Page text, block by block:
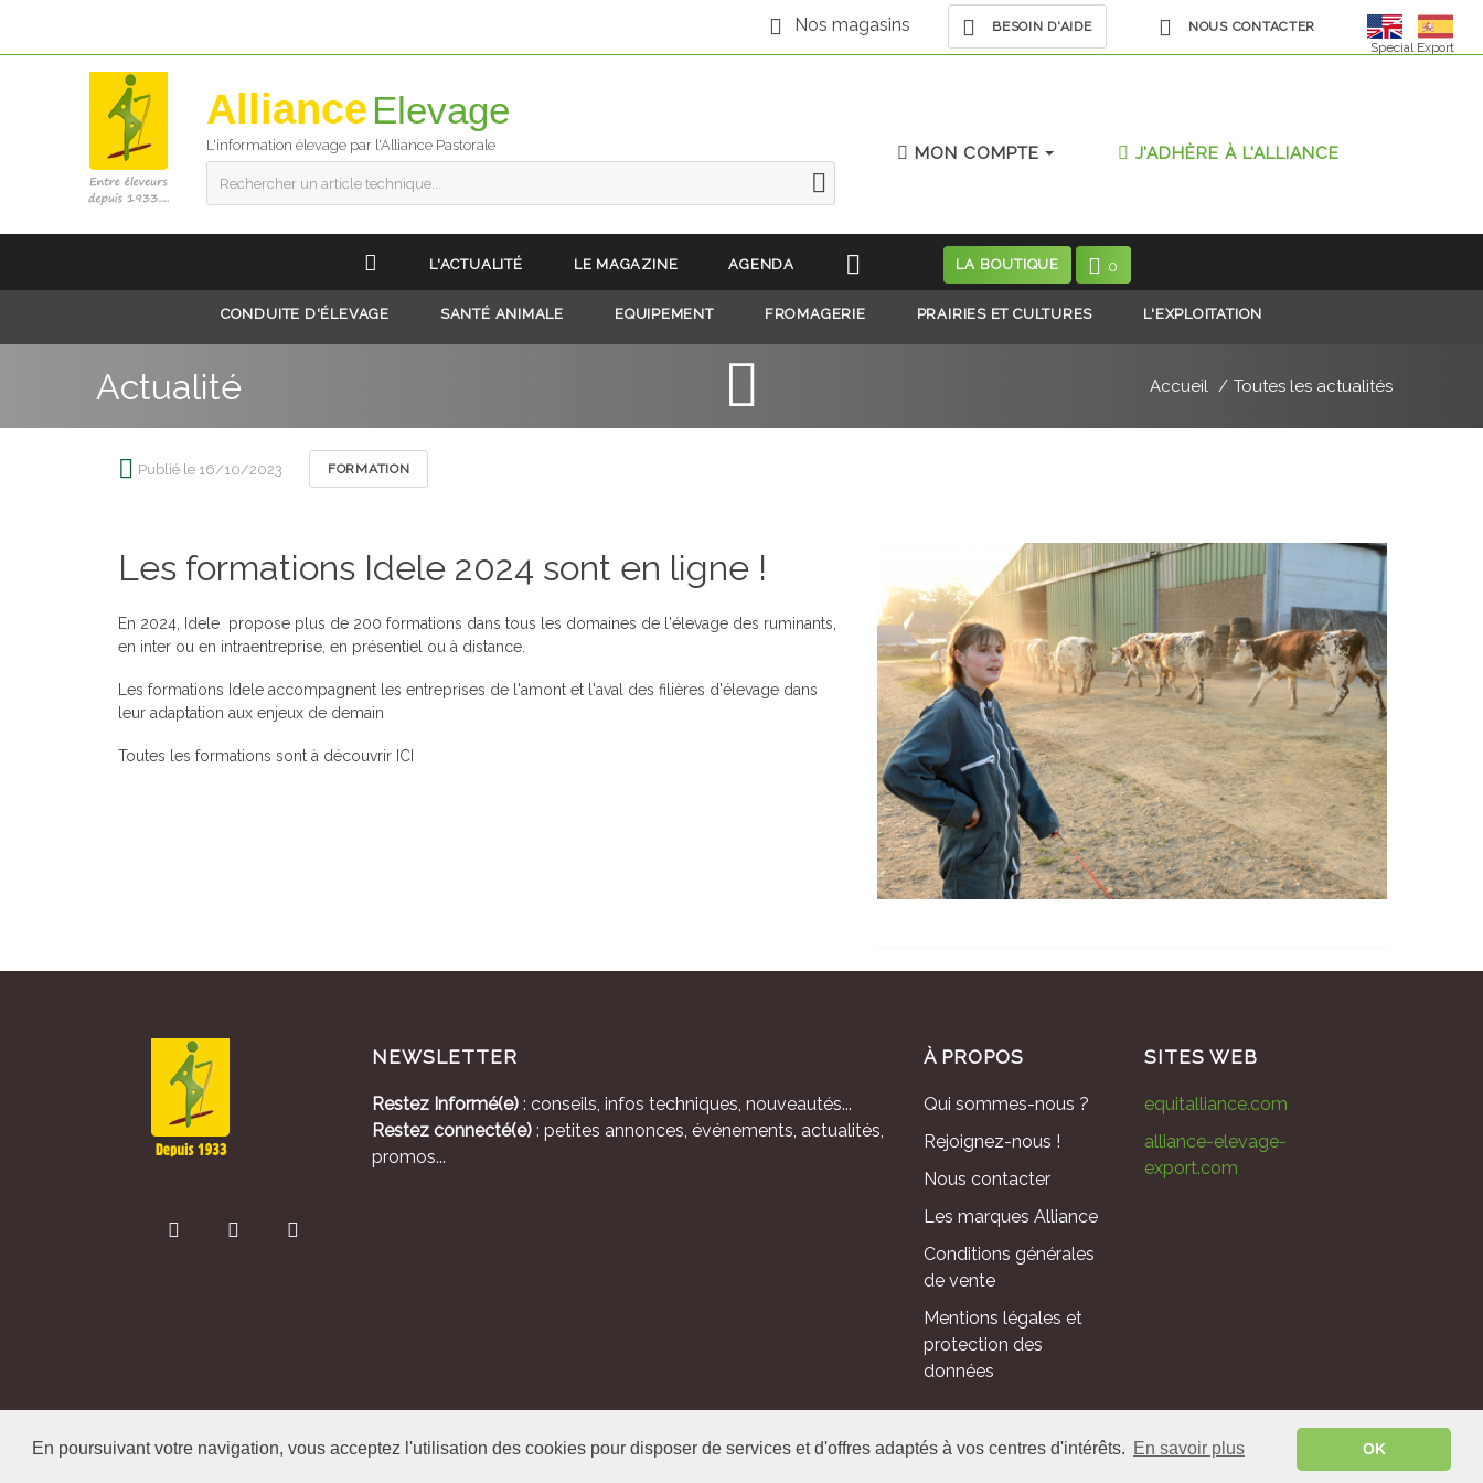
En poursuivant votre navigation, vous acceptez l'utilisation des cookies pour disposer de services et d'offres adaptés à vos centres d'intérêts. En savoir plus OK
Nos magasins BESOIN D'AIDE
NOUS CONTACTER
Special Export
Alliance
L'information élevage par l'Alliance Pastorale
Rechercher un article technique...
MON COMPTE J'ADHÈRE À L'ALLIANCE
L'ACTUALITÉ LE MAGAZINE AGENDA LA BOUTIQUE 0
CONDUITE D'ÉLEVAGE SANTÉ ANIMALE EQUIPEMENT FROMAGERIE PRAIRIES ET CULTURES L'EXPLOITATION
Actualité Accueil Toutes les actualités
Publié le 16/10/2023 FORMATION
Les formations Idele 2024 sont en ligne !
En 2024, Idele propose plus de 200 formations dans tous les domaines de l'élevage des ruminants,
en inter ou en intraentreprise, en présentiel ou à distance.
Les formations Idele accompagnent les entreprises de l'amont et l'aval des filières d'élevage dans
leur adaptation aux enjeux de demain
Toutes les formations sont à découvrir ICI
À PROPOS
Qui sommes-nous ?
Rejoignez-nous !
Nous contacter
Les marques Alliance
Conditions générales
de vente
Mentions légales et
protection des
données
SITES WEB
equitalliance.com
alliance-elevage-
export.com
NEWSLETTER
Restez Informé(e) : conseils, infos techniques, nouveautés...
Restez connecté(e) : petites annonces, événements, actualités,
promos...
Alliance Pastorale - Avenue de l'Europe - CS 80095 -86502 Montmorillon Cedex - France ©2026.